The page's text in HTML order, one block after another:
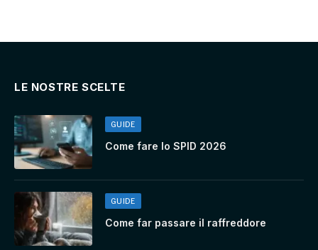
LE NOSTRE SCELTE
GUIDE
Come fare lo SPID 2026
GUIDE
Come far passare il raffreddore